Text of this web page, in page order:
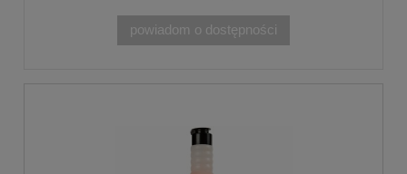
powiadom o dostępności